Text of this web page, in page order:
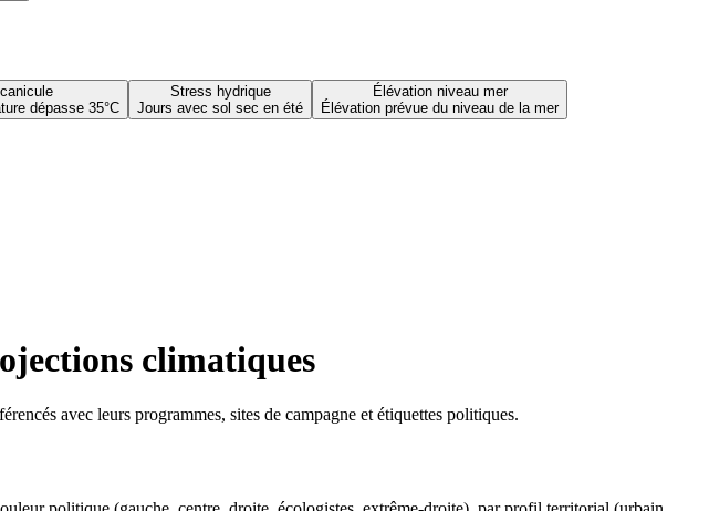
dépasse 35°C
Stress hydrique
Jours avec sol sec en été
Élévation niveau mer
Élévation prévue du niveau de la mer
climatiques
avec leurs programmes, sites de campagne et étiquettes politiques.